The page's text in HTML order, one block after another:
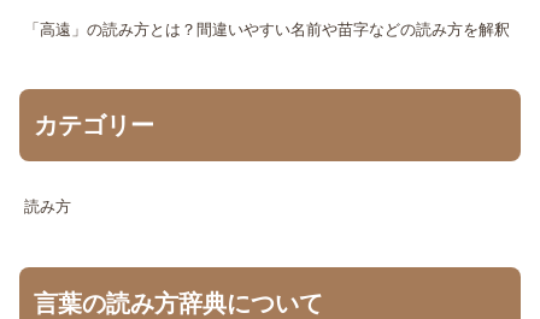
「高遠」の読み方とは？間違いやすい名前や苗字などの読み方を解釈
カテゴリー
読み方
言葉の読み方辞典について